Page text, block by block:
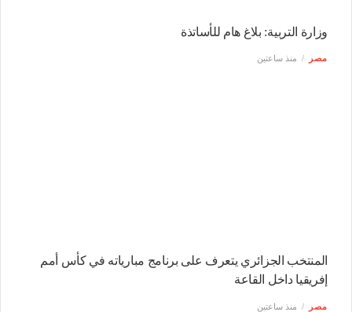
وزارة التربية: بلاغ هام للأساتذة
مصر منذ ساعتين
المنتخب الجزائري يتعرف على برنامج مبارياته في كأس أمم
إفريقيا داخل القاعة
مصر منذ ساعتين